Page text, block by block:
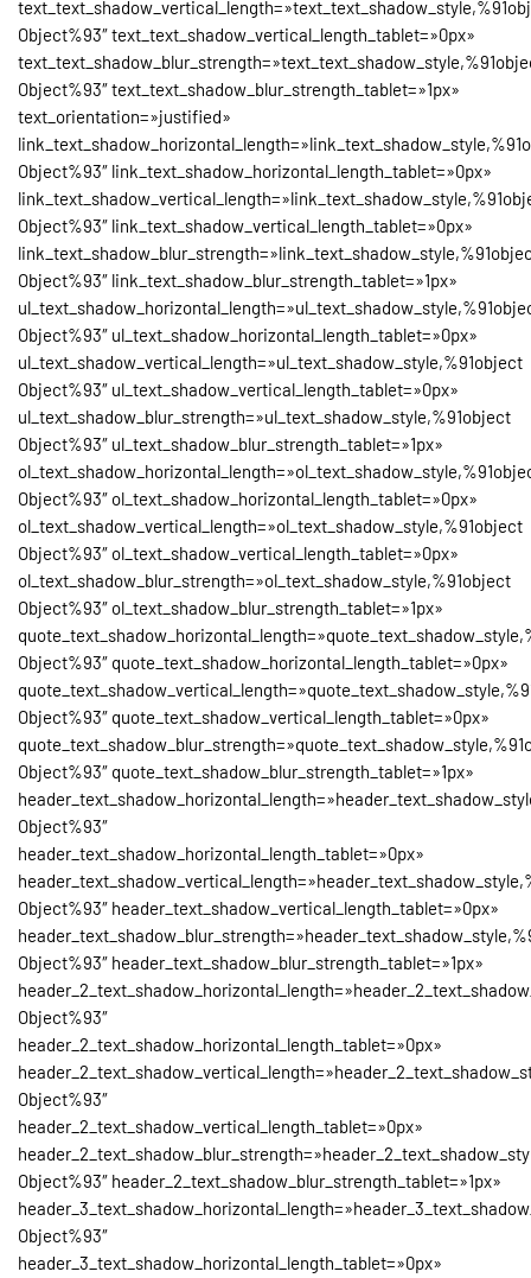
Object%93″ text_text_shadow_vertical_length_tablet=»0px»
Object%93″ text_text_shadow_blur_strength_tablet=»1px»
text_orientation=»justified»
Object%93″ link_text_shadow_horizontal_length_tablet=»0px»
Object%93″ link_text_shadow_vertical_length_tablet=»0px»
Object%93″ link_text_shadow_blur_strength_tablet=»1px»
Object%93″ ul_text_shadow_horizontal_length_tablet=»0px»
ul_text_shadow_vertical_length=»ul_text_shadow_style,%91object
Object%93″ ul_text_shadow_vertical_length_tablet=»0px»
ul_text_shadow_blur_strength=»ul_text_shadow_style,%91object
Object%93″ ul_text_shadow_blur_strength_tablet=»1px»
Object%93″ ol_text_shadow_horizontal_length_tablet=»0px»
ol_text_shadow_vertical_length=»ol_text_shadow_style,%91object
Object%93″ ol_text_shadow_vertical_length_tablet=»0px»
ol_text_shadow_blur_strength=»ol_text_shadow_style,%91object
Object%93″ ol_text_shadow_blur_strength_tablet=»1px»
Object%93″ quote_text_shadow_horizontal_length_tablet=»0px»
Object%93″ quote_text_shadow_vertical_length_tablet=»0px»
Object%93″ quote_text_shadow_blur_strength_tablet=»1px»
Object%93″
header_text_shadow_horizontal_length_tablet=»0px»
Object%93″ header_text_shadow_vertical_length_tablet=»0px»
Object%93″ header_text_shadow_blur_strength_tablet=»1px»
Object%93″
header_2_text_shadow_horizontal_length_tablet=»0px»
Object%93″
header_2_text_shadow_vertical_length_tablet=»0px»
Object%93″ header_2_text_shadow_blur_strength_tablet=»1px»
Object%93″
header_3_text_shadow_horizontal_length_tablet=»0px»